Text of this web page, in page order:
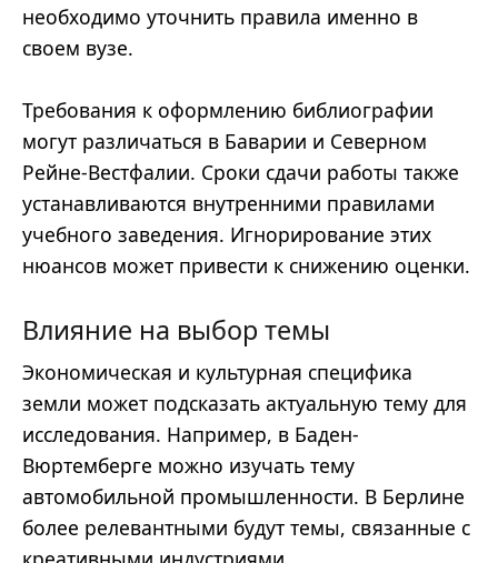
необходимо уточнить правила именно в
своем вузе.
Требования к оформлению библиографии
могут различаться в Баварии и Северном
Рейне-Вестфалии. Сроки сдачи работы также
устанавливаются внутренними правилами
учебного заведения. Игнорирование этих
нюансов может привести к снижению оценки.
Влияние на выбор темы
Экономическая и культурная специфика
земли может подсказать актуальную тему для
исследования. Например, в Баден-
Вюртемберге можно изучать тему
автомобильной промышленности. В Берлине
более релевантными будут темы, связанные с